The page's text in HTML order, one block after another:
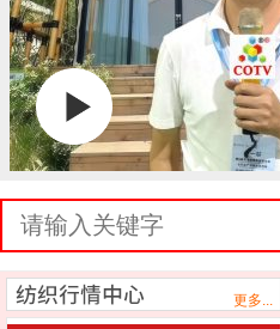
更多...